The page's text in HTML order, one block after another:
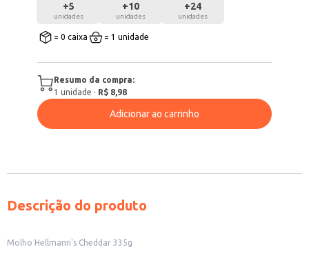
+5
unidades
+10
unidades
+24
unidades
= 0 caixa = 1 unidade
Resumo da compra:
1 unidade · R$ 8,98
Adicionar ao carrinho
Descrição do produto
Molho Hellmann's Cheddar 335g